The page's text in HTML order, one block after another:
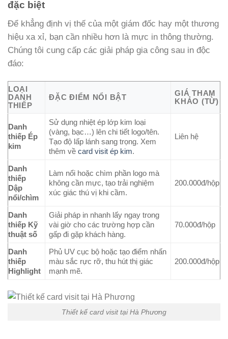
đặc biệt
Để khẳng định vị thế của một giám đốc hay một thương
hiệu xa xỉ, bạn cần nhiều hơn là mực in thông thường.
Chúng tôi cung cấp các giải pháp gia công sau in độc
đáo:
LOẠI
DANH
THIẾP
ĐẶC ĐIỂM NỔI BẬT
GIÁ THAM
KHẢO (TỪ)
Danh
thiếp Ép
kim
Sử dụng nhiệt ép lớp kim loại
(vàng, bạc…) lên chi tiết logo/tên.
Tạo độ lấp lánh sang trọng. Xem
thêm vềcard visit ép kim.
Liên hệ
Danh
thiếp
Dập
nổi/chìm
Làm nổi hoặc chìm phần logo mà
không cần mực, tạo trải nghiệm
xúc giác thú vị khi cầm.
200.000đ/hộp
Danh
thiếp Kỹ
thuật số
Giải pháp in nhanh lấy ngay trong
vài giờ cho các trường hợp cần
gấp đi gặp khách hàng.
70.000đ/hộp
Danh
thiếp
Highlight
Phủ UV cục bộ hoặc tạo điểm nhấn
màu sắc rực rỡ, thu hút thị giác
mạnh mẽ.
200.000đ/hộp
Thiết kế card visit tại Hà Phương